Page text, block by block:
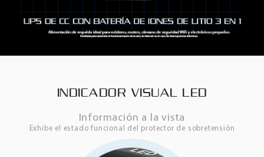
INDICADOR VISUAL LED
Información a la vista
Exhibe el estado funcional del protector de sobretensión